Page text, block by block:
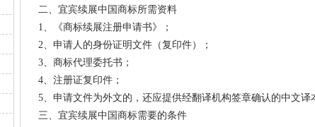
二、宜宾续展中国商标所需资料
1、《商标续展注册申请书》；
2、申请人的身份证明文件（复印件）；
3、商标代理委托书；
4、注册证复印件；
5、申请文件为外文的，还应提供经翻译机构签章确认的中文译
三、宜宾续展中国商标需要的条件